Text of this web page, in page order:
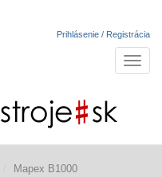
Prihlásenie / Registrácia
Mapex B1000